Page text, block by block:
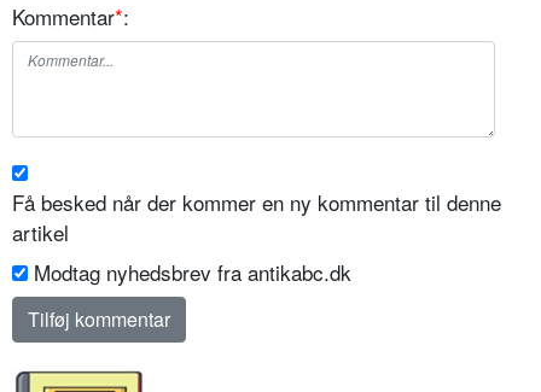
Kommentar*:
Få besked når der kommer en ny kommentar til denne
artikel
Modtag nyhedsbrev fra antikabc.dk